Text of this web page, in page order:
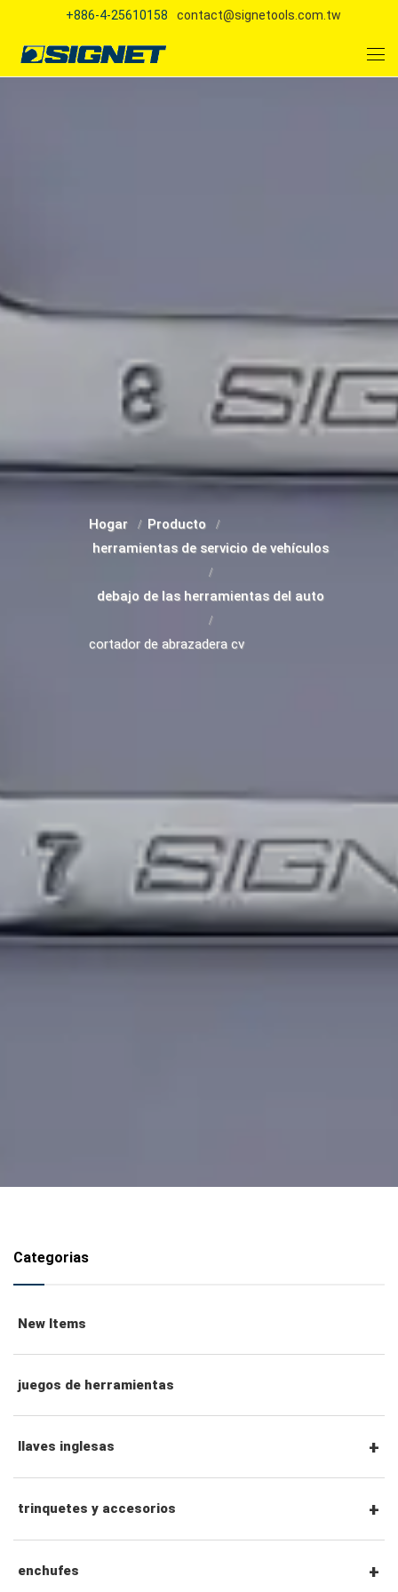
+886-4-25610158 contact@signetools.com.tw
Hogar
Producto
herramientas de servicio de vehículos
debajo de las herramientas del auto
cortador de abrazadera cv
Categorias
New Items
juegos de herramientas
llaves inglesas
llaves combinadas
llaves de trinquete combinadas
trinquetes y accesorios
Trinquetes con accionamiento hexagonal de
enchufes